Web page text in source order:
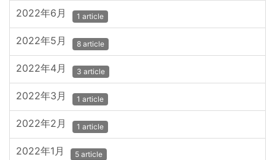
2022年6月 1 article
2022年5月 8 article
2022年4月 3 article
2022年3月 1 article
2022年2月 1 article
2022年1月 5 article